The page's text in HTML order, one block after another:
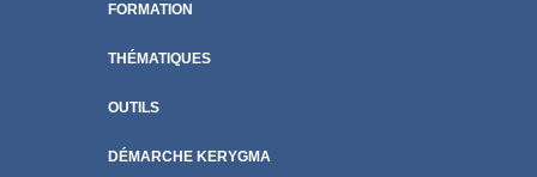
FORMATION
THÉMATIQUES
OUTILS
DÉMARCHE KERYGMA